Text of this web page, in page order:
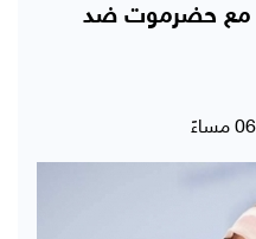
مع حضرموت ضد